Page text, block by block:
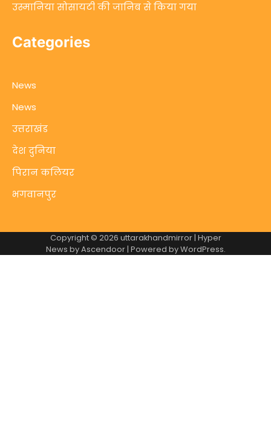
उस्मानिया सोसायटी की जानिब से किया गया
Categories
News
News
उत्तराखंड
देश दुनिया
पिरान कलियर
भगवानपुर
Copyright © 2026 uttarakhandmirror| Hyper
News byAscendoor| Powered byWordPress.